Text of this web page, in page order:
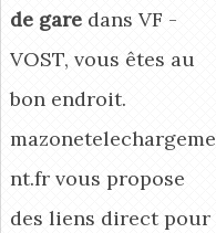
de garedans VF -
VOST, vous êtes au
bon endroit.
mazonetelechargeme
nt.fr vous propose
des liens direct pour